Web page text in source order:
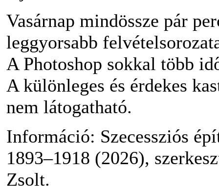
Vasárnap mindössze pár
leggyorsabb
A Photoshop sokkal több
A különleges és érdekes
nem látogatható.
Információ: Szecessziós
1893–1918 (2026),
Zsolt.